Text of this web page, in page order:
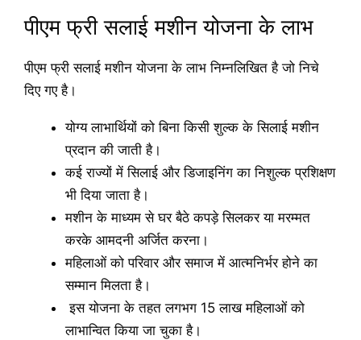
पीएम फ्री सलाई मशीन योजना के लाभ
पीएम फ्री सलाई मशीन योजना के लाभ निम्नलिखित है जो निचे
दिए गए है।
योग्य लाभार्थियों को बिना किसी शुल्क के सिलाई मशीन
प्रदान की जाती है।
कई राज्यों में सिलाई और डिजाइनिंग का निशुल्क प्रशिक्षण
भी दिया जाता है।
मशीन के माध्यम से घर बैठे कपड़े सिलकर या मरम्मत
करके आमदनी अर्जित करना।
महिलाओं को परिवार और समाज में आत्मनिर्भर होने का
सम्मान मिलता है।
इस योजना के तहत लगभग 15 लाख महिलाओं को
लाभान्वित किया जा चुका है।